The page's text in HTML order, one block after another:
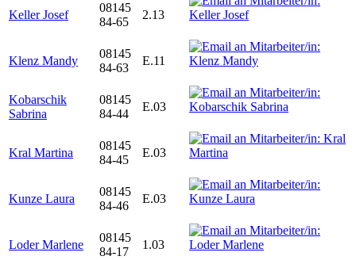
Keller Josef
08145
84-65
2.13
Klenz Mandy
08145
84-63
E.11
Kobarschik
Sabrina
08145
84-44
E.03
Kral Martina
08145
84-45
E.03
Kunze Laura
08145
84-46
E.03
Loder Marlene
08145
84-17
1.03